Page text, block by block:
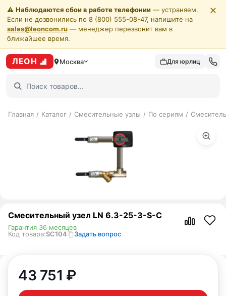
⚠️ Наблюдаются сбои в работе телефонии — устраняем.
Если не дозвонились по 8 (800) 555-08-47, напишите на
sales@leoncom.ru — менеджер перезвонит вам в
ближайшее время.
✕
ЛЕОН Москва Для юрлиц
Главная / Каталог / Смесительные узлы / По сериям /
Смесительный узел LN 6.3-25-3-S-C
Код товара:SC104 Задать вопрос
Гарантия 36 месяцев
43 751 ₽